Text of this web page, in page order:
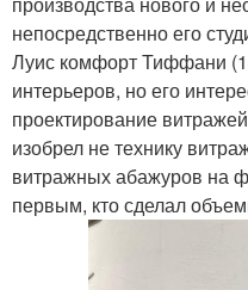
непосредственно его
Луис комфорт Тиффани
интерьеров, но его
проектирование
изобрел не технику
витражных абажуров на
первым, кто сделал